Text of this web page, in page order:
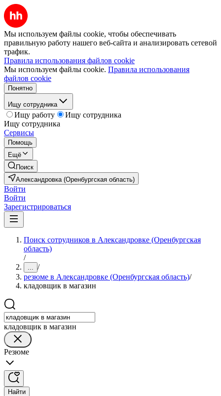
Мы используем файлы cookie, чтобы обеспечивать
правильную работу нашего веб-сайта и анализировать сетевой
трафик.
Правила использования файлов cookie
Мы используем файлы cookie. Правила использования
файлов cookie
Понятно
Ищу сотрудника
Ищу работу
Ищу сотрудника
Ищу сотрудника
Сервисы
Помощь
Ещё
Поиск
Александровка (Оренбургская область)
Войти
Войти
Зарегистрироваться
Поиск сотрудников в Александровке (Оренбургская
область)
/
... /
резюме в Александровке (Оренбургская область)/
кладовщик в магазин
кладовщик в магазин
Резюме
Найти